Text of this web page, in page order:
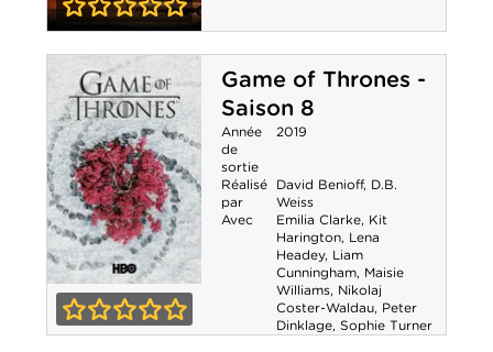
God is a Bullet
Game of Thrones -
Saison 8
Game of
Thrones - Saison
Année
de
sortie
2019
Réalisé
par
David Benioff, D.B.
Weiss
Avec
Emilia Clarke, Kit
Harington, Lena
Headey, Liam
Cunningham, Maisie
Williams, Nikolaj
Coster-Waldau, Peter
Dinklage, Sophie Turner